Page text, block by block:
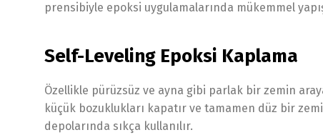
prensibiyle epoksi uygulamalarında mükemmel
Self-Leveling Epoksi Kaplama
Özellikle pürüzsüz ve ayna gibi parlak bir zemin
küçük bozuklukları kapatır ve tamamen düz bir
depolarında sıkça kullanılır.